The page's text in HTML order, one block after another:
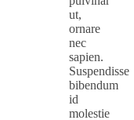
ut,
ornare
nec
sapien.
Suspendisse
bibendum
id
molestie